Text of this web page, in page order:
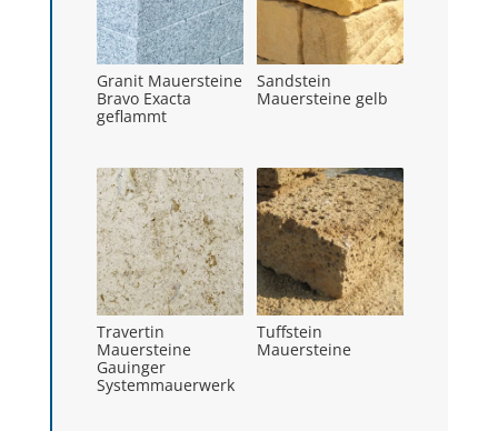
Granit Mauersteine
Bravo Exacta
geflammt
Sandstein
Mauersteine gelb
Travertin
Mauersteine
Gauinger
Systemmauerwerk
Tuffstein
Mauersteine